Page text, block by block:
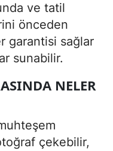
ve tatil
önceden
garantisi sağlar
sunabilir.
NELER
çekebilir,